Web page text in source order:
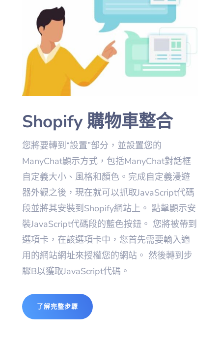
Shopify 購物車整合
您將要轉到“設置”部分，並設置您的
ManyChat顯示方式，包括ManyChat對話框
自定義大小、風格和顏色。完成自定義漫遊
器外觀之後，現在就可以抓取JavaScript代碼
段並將其安裝到Shopify網站上。 點擊顯示安
裝JavaScript代碼段的藍色按鈕。 您將被帶到
選項卡，在該選項卡中，您首先需要輸入適
用的網站網址來授權您的網站。 然後轉到步
驟B以獲取JavaScript代碼。
了解完整步驟